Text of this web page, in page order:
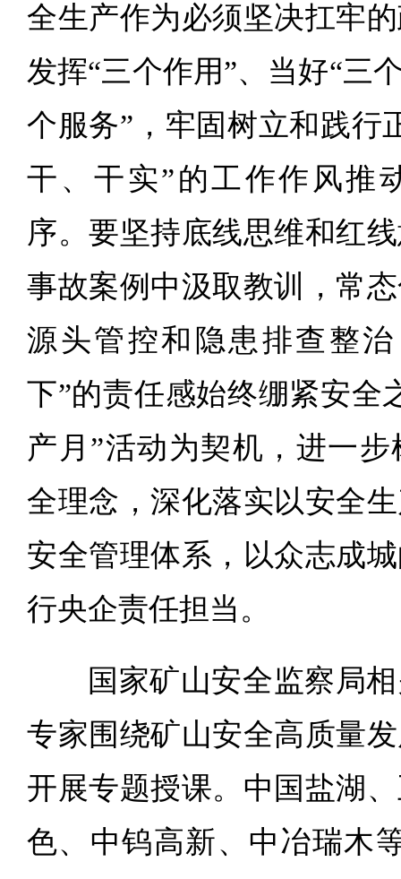
全生产作为必须坚决扛牢
发挥“三个作用”、当好“三
个服务”，牢固树立和践行
干、干实”的工作作风推
序。要坚持底线思维和红
事故案例中汲取教训，常
源头管控和隐患排查整
下”的责任感始终绷紧安全
产月”活动为契机，进一
全理念，深化落实以安全
安全管理体系，以众志成
行央企责任担当。
国家矿山安全监察局
专家围绕矿山安全高质量
开展专题授课。中国盐湖
色、中钨高新、中冶瑞木